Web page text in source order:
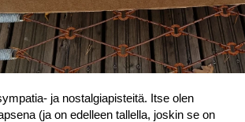
ja nostalgiapisteitä. Itse olen
(ja on edelleen tallella, joskin se on